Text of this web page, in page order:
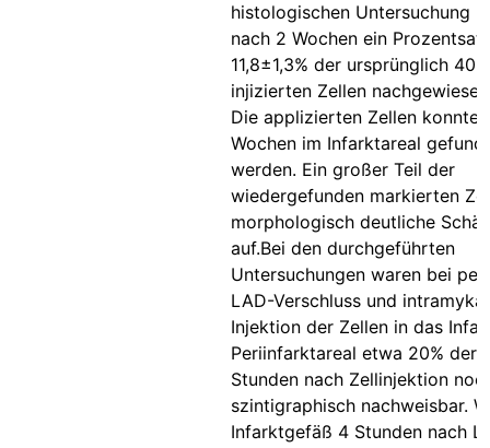
histologischen Untersuchung
nach 2 Wochen ein
11,8±1,3% der ursprünglich 40
injizierten Zellen
Die applizierten Zellen
Wochen im Infarktareal
werden. Ein großer Teil der
wiedergefunden markierten
morphologisch deutliche
auf.Bei den durchgeführten
Untersuchungen waren bei
LAD-Verschluss und
Injektion der Zellen in das
Periinfarktareal etwa 20% der
Stunden nach Zellinjektion
szintigraphisch nachweisbar.
Infarktgefäß 4 Stunden nach